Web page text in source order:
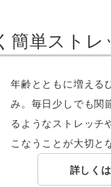
簡単ストレ
年齢とともに増える
み。毎日少しでも関
るようなストレッチ
こなうことが大切と
詳しく